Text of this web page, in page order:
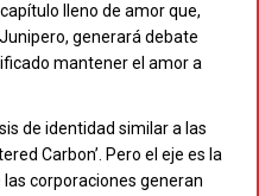
lleno de amor que,
generará debate
mantener el amor a
de identidad similar a las
Carbon’. Pero el eje es la
corporaciones generan